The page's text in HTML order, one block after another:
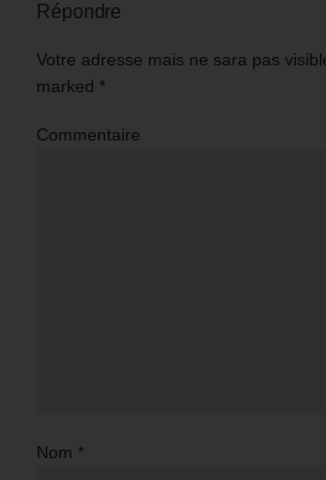
Répondre
Votre adresse mais ne sara pas
marked *
Commentaire
Nom *